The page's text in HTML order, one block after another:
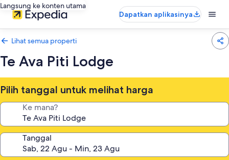
Langsung ke konten utama
Dapatkan aplikasinya
Lihat semua properti
Te Ava Piti Lodge
Pilih tanggal untuk melihat harga
Ke mana?
Tanggal